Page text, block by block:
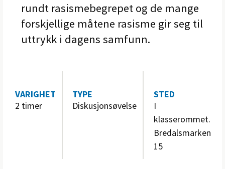
rundt rasismebegrepet og de mange
forskjellige måtene rasisme gir seg til
uttrykk i dagens samfunn.
VARIGHET
2 timer
TYPE
Diskusjonsøvelse
STED
I
klasserommet.
Bredalsmarken
15